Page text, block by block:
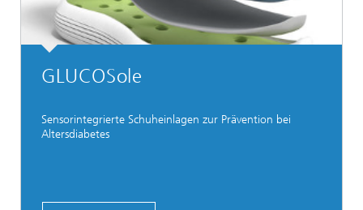
GLUCOSole
Sensorintegrierte Schuheinlagen zur Prävention bei
Altersdiabetes